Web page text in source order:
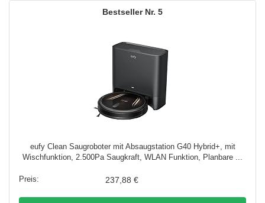
5
eufy Clean Saugroboter mit Absaugstation G40 Hybrid+, mit
Wischfunktion, 2.500Pa Saugkraft, WLAN Funktion, Planbare ...
237,88 €